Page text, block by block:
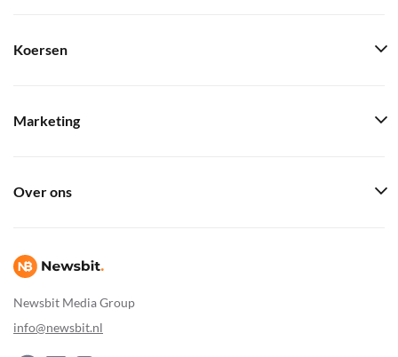
Newsbit Media Group
info@newsbit.nl
Koersen
Marketing
Over ons